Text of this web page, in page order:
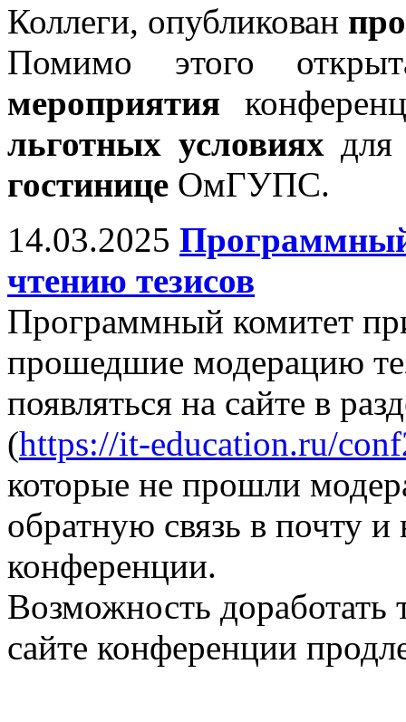
Коллеги, опубликован
Помимо этого
мероприятия
льготных условиях для
гостинице ОмГУПС.
14.03.2025
чтению тезисов
Программный комитет
прошедшие модерацию
появляться на сайте в
(https://it-education.ru/
которые не прошли
обратную связь в почту
конференции.
Возможность доработать
сайте конференции